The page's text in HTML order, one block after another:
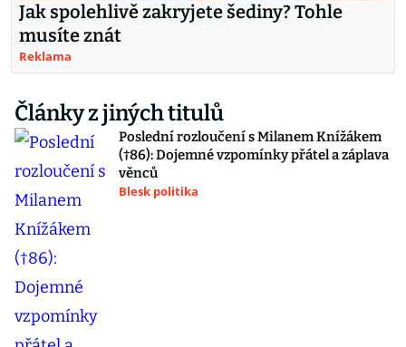
Jak spolehlivě zakryjete šediny? Tohle
musíte znát
Reklama
Články z jiných titulů
Poslední rozloučení s Milanem Knížákem
(†86): Dojemné vzpomínky přátel a záplava
věnců
Blesk politika